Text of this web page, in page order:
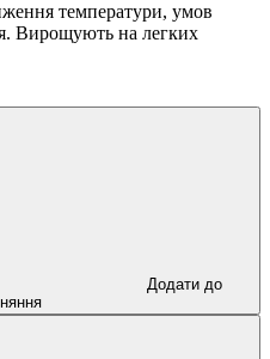
температури, умов
Вирощують на легких
Додати до